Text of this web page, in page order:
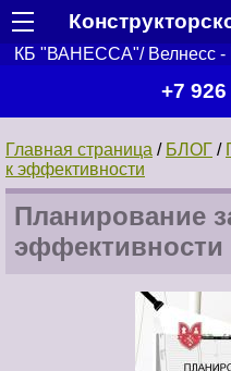
КБ "ВАНЕССА"/ Велнесс -
+7
Главная страница / БЛОГ /
к эффективности
Планирование
эффективности